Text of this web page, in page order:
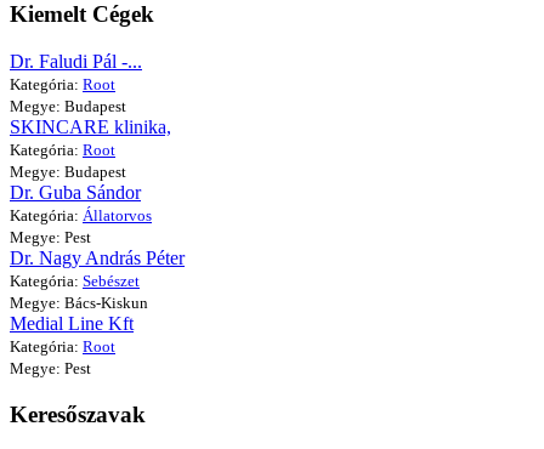
Kiemelt Cégek
Dr. Faludi Pál -...
Kategória: Root
Megye: Budapest
SKINCARE klinika,
Kategória: Root
Megye: Budapest
Dr. Guba Sándor
Kategória: Állatorvos
Megye: Pest
Dr. Nagy András Péter
Kategória: Sebészet
Megye: Bács-Kiskun
Medial Line Kft
Kategória: Root
Megye: Pest
Keresőszavak